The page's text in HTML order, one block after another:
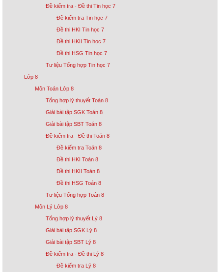
Đề kiểm tra - Đề thi Tin học 7
Đề kiểm tra Tin học 7
Đề thi HKI Tin học 7
Đề thi HKII Tin học 7
Đề thi HSG Tin học 7
Tư liệu Tổng hợp Tin học 7
Lớp 8
Môn Toán Lớp 8
Tổng hợp lý thuyết Toán 8
Giải bài tập SGK Toán 8
Giải bài tập SBT Toán 8
Đề kiểm tra - Đề thi Toán 8
Đề kiểm tra Toán 8
Đề thi HKI Toán 8
Đề thi HKII Toán 8
Đề thi HSG Toán 8
Tư liệu Tổng hợp Toán 8
Môn Lý Lớp 8
Tổng hợp lý thuyết Lý 8
Giải bài tập SGK Lý 8
Giải bài tập SBT Lý 8
Đề kiểm tra - Đề thi Lý 8
Đề kiểm tra Lý 8